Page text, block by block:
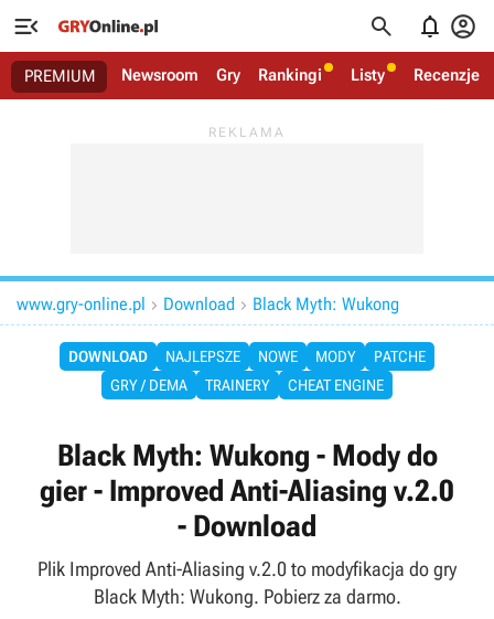
   
PREMIUM Newsroom Gry Rankingi Listy Recenzje
www.gry-online.pl  Download  Black Myth: Wukong
DOWNLOAD NAJLEPSZE NOWE MODY
PATCHE
GRY / DEMA
TRAINERY CHEAT ENGINE
Black Myth: Wukong - Mody do
gier - Improved Anti-Aliasing v.2.0
- Download
Plik Improved Anti-Aliasing v.2.0 to modyfikacja do gry
Black Myth: Wukong. Pobierz za darmo.